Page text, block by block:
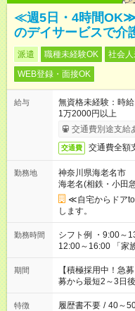
≪週5日・4時間OK≫
のデイサービスで介
派遣 職種未経験OK 社会
WEB登録・面接OK
給与
無資格未経験：時
1万2000円以上
交通費別途支給
交通費 交通費全額
勤務地
神奈川県海老名市
海老名(相鉄・小田
≪自宅からドア
します。
勤務時間
シフト例 ・9:00～
12:00～16:00 「家族と休みを合わせたい」 「余裕を持って夕飯
の準備がしたい」
を教えてくださいね。 ※Wワーク希望の方へ 今ご覧の
希望する勤務時間
40時間を超える場
期間
【積極採用中！急
募から最短2～3日
特徴 履歴書不要 / 40～